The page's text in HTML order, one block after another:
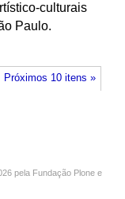
culturais
Paulo.
Próximos 10 itens »
pela Fundação Plone e